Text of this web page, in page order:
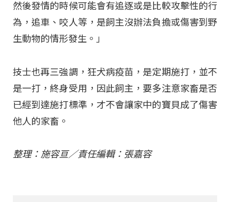
然後發情的時候可能會有追逐或是比較攻擊性的行
為，追車、咬人等，是飼主沒辦法負擔或傷害到野
生動物的情形發生。」
技士也再三強調，狂犬病疫苗，是定期施打，並不
是一打，終身受用，因此飼主，要多注意家畜是否
已經到達施打標準，才不會讓家中的寶貝成了傷害
他人的家畜。
整理：施容亘／責任編輯：張嘉容